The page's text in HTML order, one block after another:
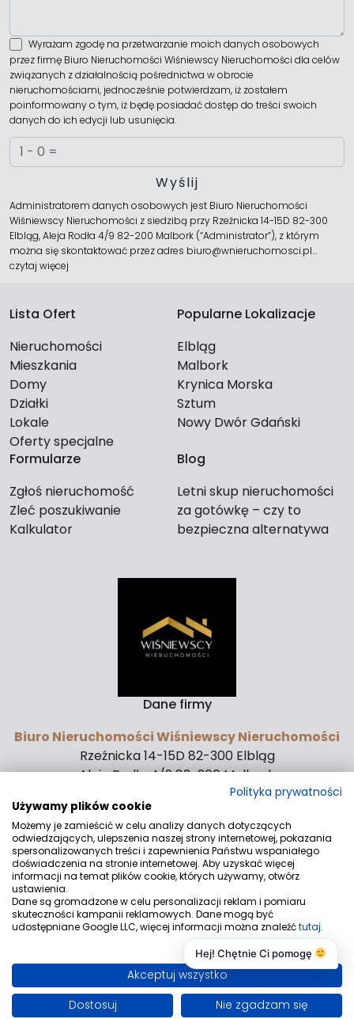
Wyrażam zgodę na przetwarzanie moich danych osobowych
przez firmę Biuro Nieruchomości Wiśniewscy Nieruchomości dla celów
związanych z działalnością pośrednictwa w obrocie
nieruchomościami, jednocześnie potwierdzam, iż zostałem
poinformowany o tym, iż będę posiadać dostęp do treści swoich
danych do ich edycji lub usunięcia.
Administratorem danych osobowych jest Biuro Nieruchomości
Wiśniewscy Nieruchomości z siedzibą przy Rzeźnicka 14-15D 82-300
Elbląg, Aleja Rodła 4/9 82-200 Malbork (“Administrator”), z którym
można się skontaktować przez adres biuro@wnieruchomosci.pl…
czytaj więcej
Lista Ofert
Nieruchomości
Mieszkania
Domy
Działki
Lokale
Oferty specjalne
Popularne Lokalizacje
Elbląg
Malbork
Krynica Morska
Sztum
Nowy Dwór Gdański
Formularze
Zgłoś nieruchomość
Zleć poszukiwanie
Kalkulator
Blog
Letni skup nieruchomości
za gotówkę – czy to
bezpieczna alternatywa
Dane firmy
Biuro Nieruchomości Wiśniewscy Nieruchomości
Rzeźnicka 14-15D 82-300 Elbląg
Aleja Rodła 4/9 82-200 Malbork
biuro@wnieruchomosci.pl
+48530540852
Znajdziesz nas tu
© 2026 Wszystkie prawa zastrzeżone | Program dla biur
nieruchomości - asaricrm.com
Zadzwoń Wiadomość
Polityka prywatności
Używamy plików cookie
Możemy je zamieścić w celu analizy danych dotyczących
odwiedzających, ulepszenia naszej strony internetowej, pokazania
spersonalizowanych treści i zapewnienia Państwu wspaniałego
doświadczenia na stronie internetowej. Aby uzyskać więcej
informacji na temat plików cookie, których używamy, otwórz
ustawienia.
Dane są gromadzone w celu personalizacji reklam i pomiaru
skuteczności kampanii reklamowych. Dane mogą być
udostępniane Google LLC, więcej informacji można znaleźćtutaj.
Akceptuj wszystko
Dostosuj
Nie zgadzam się
Hej! Chętnie Ci pomogę